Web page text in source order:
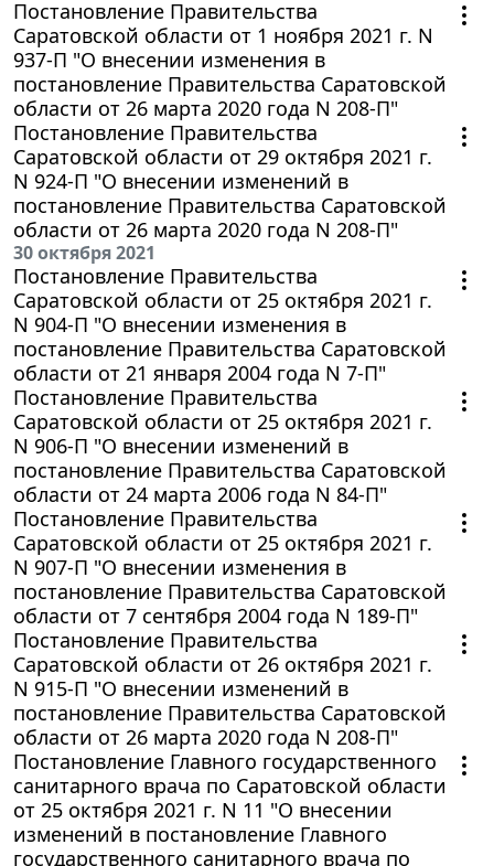
Постановление Правительства
Саратовской области от 1 ноября 2021 г. N
937-П "О внесении изменения в
постановление Правительства Саратовской
области от 26 марта 2020 года N 208-П"
Постановление Правительства
Саратовской области от 29 октября 2021 г.
N 924-П "О внесении изменений в
постановление Правительства Саратовской
области от 26 марта 2020 года N 208-П"
30 октября 2021
Постановление Правительства
Саратовской области от 25 октября 2021 г.
N 904-П "О внесении изменения в
постановление Правительства Саратовской
области от 21 января 2004 года N 7-П"
Постановление Правительства
Саратовской области от 25 октября 2021 г.
N 906-П "О внесении изменений в
постановление Правительства Саратовской
области от 24 марта 2006 года N 84-П"
Постановление Правительства
Саратовской области от 25 октября 2021 г.
N 907-П "О внесении изменения в
постановление Правительства Саратовской
области от 7 сентября 2004 года N 189-П"
Постановление Правительства
Саратовской области от 26 октября 2021 г.
N 915-П "О внесении изменений в
постановление Правительства Саратовской
области от 26 марта 2020 года N 208-П"
Постановление Главного государственного
санитарного врача по Саратовской области
от 25 октября 2021 г. N 11 "О внесении
изменений в постановление Главного
государственного санитарного врача по